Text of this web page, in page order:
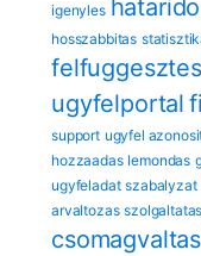
igenyles hatarido
hosszabbitas
felfuggesztes
ugyfelportal
support ugyfel
hozzaadas lemondas
ugyfeladat szabalyzat
arvaltozas
csomagvaltas